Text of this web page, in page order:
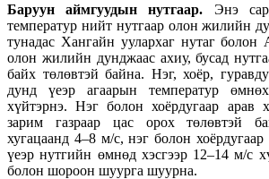
Баруун аймгуудын нутгаар. Энэ
температур нийт нутгаар олон жилийн
тунадас Хангайн уулархаг нутаг болон
олон жилийн дунджаас ахиу, бусад
байх төлөвтэй байна. Нэг, хоёр,
дунд үеэр агаарын температур
хүйтэрнэ. Нэг болон хоёрдугаар арав
зарим газраар цас орох төлөвтэй
хугацаанд 4–8 м/с, нэг болон
үеэр нутгийн өмнөд хэсгээр 12–14 м/с
болон шороон шуурга шуурна.